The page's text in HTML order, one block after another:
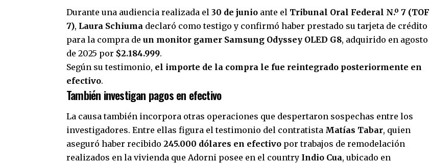
Durante una audiencia realizada el 30 de junio ante el Tribunal Oral Federal N.º 7 (TOF
7), Laura Schiuma declaró como testigo y confirmó haber prestado su tarjeta de crédito
para la compra de un monitor gamer Samsung Odyssey OLED G8, adquirido en agosto
de 2025 por $2.184.999.
Según su testimonio, el importe de la compra le fue reintegrado posteriormente en
efectivo.
También investigan pagos en efectivo
La causa también incorpora otras operaciones que despertaron sospechas entre los
investigadores. Entre ellas figura el testimonio del contratista Matías Tabar, quien
aseguró haber recibido 245.000 dólares en efectivo por trabajos de remodelación
realizados en la vivienda que Adorni posee en el country Indio Cua, ubicado en